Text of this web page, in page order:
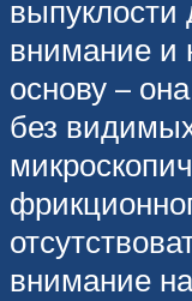
внимание и
основу –
без
внимание